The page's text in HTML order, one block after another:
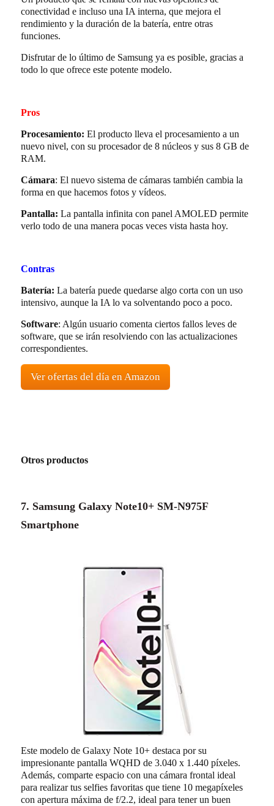
conectividad e incluso una IA interna, que mejora el
rendimiento y la duración de la batería, entre otras
funciones.
Disfrutar de lo último de Samsung ya es posible, gracias a
todo lo que ofrece este potente modelo.
Pros
Procesamiento: El producto lleva el procesamiento a un
nuevo nivel, con su procesador de 8 núcleos y sus 8 GB de
RAM.
Cámara: El nuevo sistema de cámaras también cambia la
forma en que hacemos fotos y vídeos.
Pantalla: La pantalla infinita con panel AMOLED permite
verlo todo de una manera pocas veces vista hasta hoy.
Contras
Batería: La batería puede quedarse algo corta con un uso
intensivo, aunque la IA lo va solventando poco a poco.
Software: Algún usuario comenta ciertos fallos leves de
software, que se irán resolviendo con las actualizaciones
correspondientes.
Ver ofertas del día en Amazon
Otros productos
7. Samsung Galaxy Note10+ SM-N975F
Smartphone
Este modelo de Galaxy Note 10+ destaca por su
impresionante pantalla WQHD de 3.040 x 1.440 píxeles.
Además, comparte espacio con una cámara frontal ideal
para realizar tus selfies favoritas que tiene 10 megapíxeles
con apertura máxima de f/2.2, ideal para tener un buen